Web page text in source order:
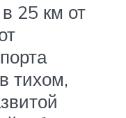
25 км от
тихом,